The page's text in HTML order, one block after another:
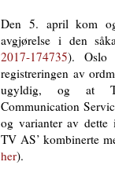
Den 5. april kom
avgjørelse i den
2017-174735). Oslo
registreringen av
ugyldig, og at
Communication
og varianter av
TV AS’ kombinerte
her).